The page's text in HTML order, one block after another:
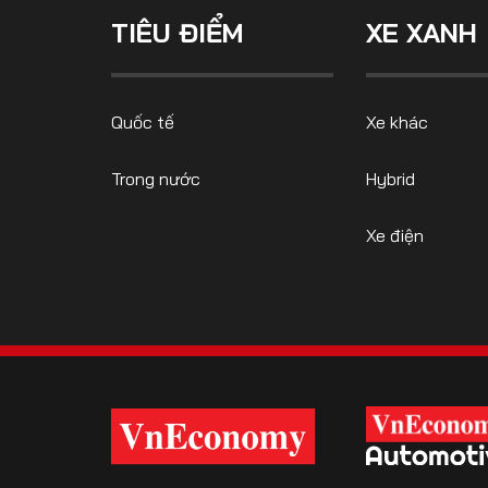
FOLLOW US
TIÊU ĐIỂM
Quốc tế
Trong nước
XE XANH
Xe khác
Hybrid
Xe điện